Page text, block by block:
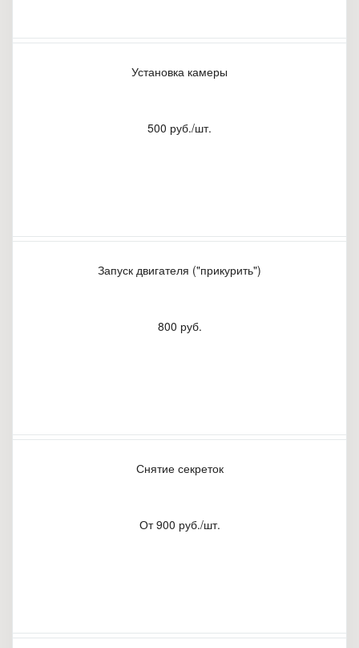
Установка камеры
500 руб./шт.
Запуск двигателя ("прикурить")
800 руб.
Снятие секреток
От 900 руб./шт.